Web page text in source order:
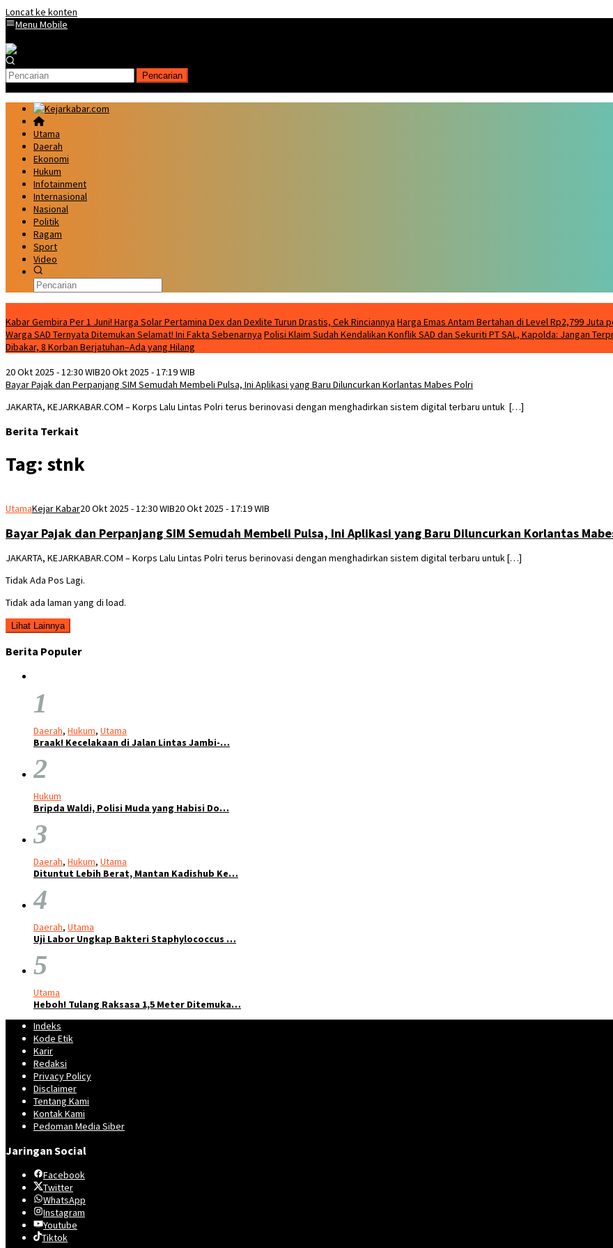
Loncat ke konten
Menu Mobile
Pencarian
Utama
Daerah
Ekonomi
Hukum
Infotainment
Internasional
Nasional
Politik
Ragam
Sport
Video
Kabar Gembira Per 1 Juni! Harga Solar Pertamina Dex dan Dexlite Turun Drastis, Cek Rinciannya Harga Emas Antam Bertahan di Level Rp2,799 Juta
Warga SAD Ternyata Ditemukan Selamat! Ini Fakta Sebenarnya Polisi Klaim Sudah Kendalikan Konflik SAD dan Sekuriti PT SAL, Kapolda: Jangan
Dibakar, 8 Korban Berjatuhan–Ada yang Hilang
20 Okt 2025 - 12:30 WIB20 Okt 2025 - 17:19 WIB
Bayar Pajak dan Perpanjang SIM Semudah Membeli Pulsa, Ini Aplikasi yang Baru Diluncurkan Korlantas Mabes Polri
JAKARTA, KEJARKABAR.COM – Korps Lalu Lintas Polri terus berinovasi dengan menghadirkan sistem digital terbaru untuk […]
Berita Terkait
Tag: stnk
UtamaKejar Kabar20 Okt 2025 - 12:30 WIB20 Okt 2025 - 17:19 WIB
Bayar Pajak dan Perpanjang SIM Semudah Membeli Pulsa, Ini Aplikasi yang Baru Diluncurkan Korlantas
JAKARTA, KEJARKABAR.COM – Korps Lalu Lintas Polri terus berinovasi dengan menghadirkan sistem digital terbaru untuk […]
Tidak Ada Pos Lagi.
Tidak ada laman yang di load.
Lihat Lainnya
Berita Populer
1
Daerah, Hukum, Utama
Braak! Kecelakaan di Jalan Lintas Jambi-…
2
Hukum
Bripda Waldi, Polisi Muda yang Habisi Do…
3
Daerah, Hukum, Utama
Dituntut Lebih Berat, Mantan Kadishub Ke…
4
Daerah, Utama
Uji Labor Ungkap Bakteri Staphylococcus …
5
Utama
Heboh! Tulang Raksasa 1,5 Meter Ditemuka…
Indeks
Kode Etik
Karir
Redaksi
Privacy Policy
Disclaimer
Tentang Kami
Kontak Kami
Pedoman Media Siber
Jaringan Social
Facebook
Twitter
WhatsApp
Instagram
Youtube
Tiktok